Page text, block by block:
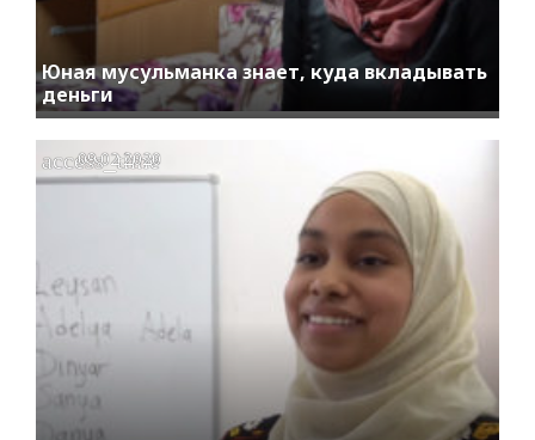
Юная мусульманка знает, куда вкладывать
деньги
access_time
09.02.2020